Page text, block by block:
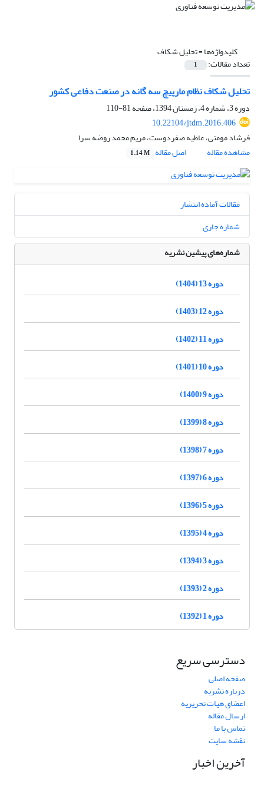
کلیدواژه‌ها =تحلیل شکاف
تعداد مقالات: 1
تحلیل شکاف نظام مارپیچ سه گانه در صنعت دفاعی کشور
دوره 3، شماره 4، زمستان 1394، صفحه
81-110
10.22104/jtdm.2016.406
فرشاد مومنی، عاطیه صفردوست، مریم محمد روضه سرا
مشاهده مقاله
اصل مقاله 1.14 M
مقالات آماده انتشار
شماره جاری
شماره‌های پیشین نشریه
دوره 13 (1404)
دوره 12 (1403)
دوره 11 (1402)
دوره 10 (1401)
دوره 9 (1400)
دوره 8 (1399)
دوره 7 (1398)
دوره 6 (1397)
دوره 5 (1396)
دوره 4 (1395)
دوره 3 (1394)
دوره 2 (1393)
دوره 1 (1392)
دسترسی سریع
صفحه اصلی
درباره نشریه
اعضای هیات تحریریه
ارسال مقاله
تماس با ما
نقشه سایت
آخرین اخبار